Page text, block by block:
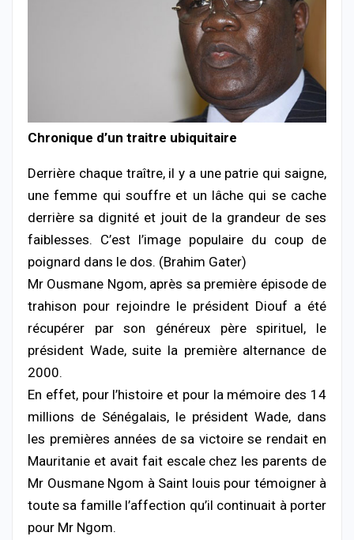
Chronique d’un traitre ubiquitaire
Derrière chaque traître, il y a une patrie qui saigne,
une femme qui souffre et un lâche qui se cache
derrière sa dignité et jouit de la grandeur de ses
faiblesses. C’est l’image populaire du coup de
poignard dans le dos. (Brahim Gater)
Mr Ousmane Ngom, après sa première épisode de
trahison pour rejoindre le président Diouf a été
récupérer par son généreux père spirituel, le
président Wade, suite la première alternance de
2000.
En effet, pour l’histoire et pour la mémoire des 14
millions de Sénégalais, le président Wade, dans
les premières années de sa victoire se rendait en
Mauritanie et avait fait escale chez les parents de
Mr Ousmane Ngom à Saint louis pour témoigner à
toute sa famille l’affection qu’il continuait à porter
pour Mr Ngom.